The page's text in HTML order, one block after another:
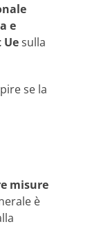
e
sulla
se la
misure
è